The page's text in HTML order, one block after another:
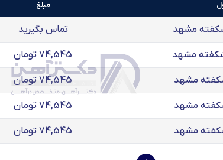
مبلغ
تماس بگیرید
74,545 تومان
74,545 تومان
74,545 تومان
74,545 تومان